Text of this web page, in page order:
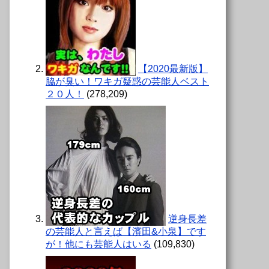
【2020最新版】
脇が臭い！ワキガ疑惑の芸能人ベスト
２０人！
(278,209)
逆身長差
の芸能人と言えば【濱田&小泉】です
が！他にも芸能人はいる (109,830)